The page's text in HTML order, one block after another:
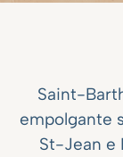
Saint-
empolgante
St-Jean e